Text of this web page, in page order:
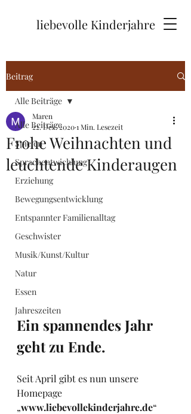
liebevolle Kinderjahre
Beitrag
Alle Beiträge
Spielen
Sprachentwichlung
Erziehung
Bewegungsentwicklung
Entspannter Familienalltag
Geschwister
Musik/Kunst/Kultur
Natur
Essen
Jahreszeiten
Alle Beiträge
Frohe Weihnachten und
leuchtende Kinderaugen
Maren
22. Dez. 20201 Min. Lesezeit
Ein spannendes Jahr
geht zu Ende.
Seit April gibt es nun unsere
Homepage
„www.liebevollekinderjahre.de“